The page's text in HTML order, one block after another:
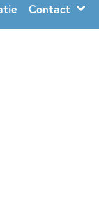
Contact